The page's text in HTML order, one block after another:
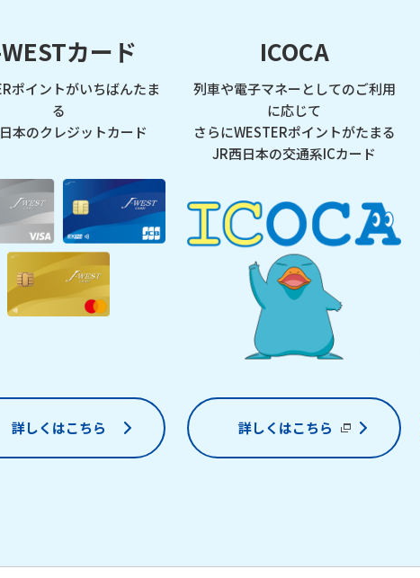
カード
ポイントがいちばんたま
る
本のクレジットカード
詳しくはこちら
ICOCA
列車や電子マネーとしてのご利用
に応じて
さらにWESTERポイントがたまる
JR西日本の交通系ICカード
詳しくはこちら